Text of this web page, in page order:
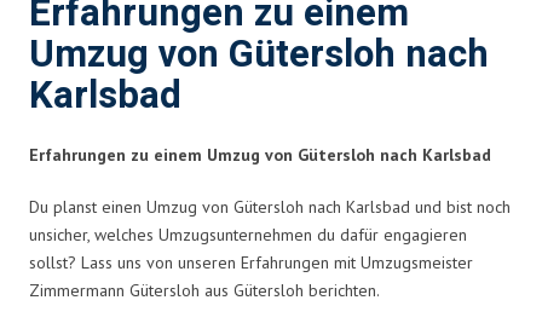
Erfahrungen zu einem
Umzug von Gütersloh nach
Karlsbad
Erfahrungen zu einem Umzug von Gütersloh nach Karlsbad
Du planst einen Umzug von Gütersloh nach Karlsbad und bist noch
unsicher, welches Umzugsunternehmen du dafür engagieren
sollst? Lass uns von unseren Erfahrungen mit Umzugsmeister
Zimmermann Gütersloh aus Gütersloh berichten.